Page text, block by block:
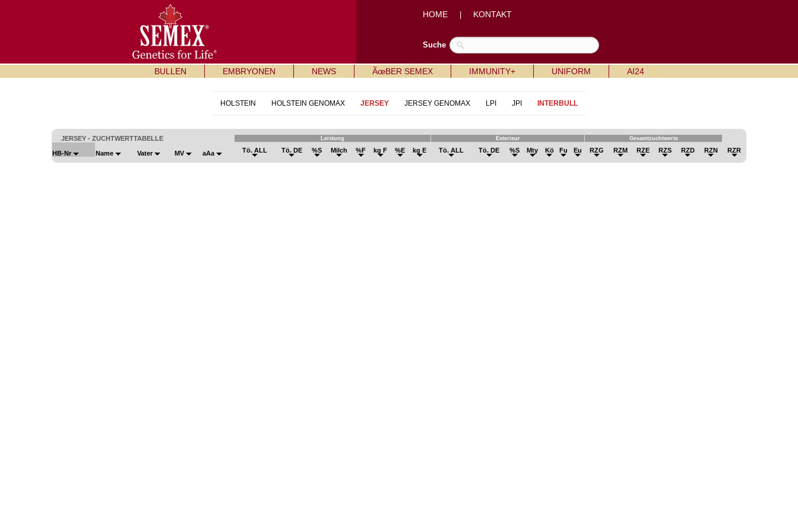
HOME KONTAKT
Suche
BULLEN EMBRYONEN NEWS ÃœBER SEMEX IMMUNITY+ UNIFORM AI24
HOLSTEIN HOLSTEIN GENOMAX JERSEY JERSEY GENOMAX LPI JPI INTERBULL
JERSEY - ZUCHTWERTTABELLE Leistung Exterieur Gesamtzuchtwerte
HB-Nr Name Vater MV aAa Tö. ALL Tö. DE %S Milch %F kg F %E kg E Tö. ALL Tö. DE %S Mty Kö Fu Eu RZG RZM RZE RZS RZD RZN RZR